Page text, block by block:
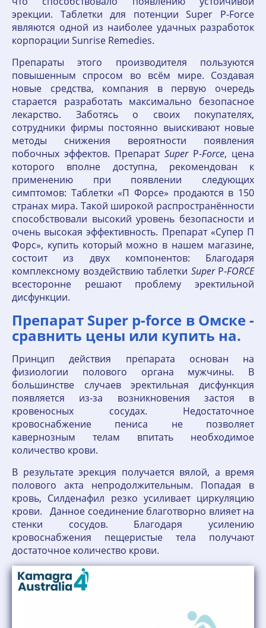
эрекции. Таблетки для потенции Super P-Force
являются одной из наиболее удачных разработок
корпорации Sunrise Remedies.
Препараты этого производителя пользуются
повышенным спросом во всём мире. Создавая
новые средства, компания в первую очередь
старается разработать максимально безопасное
лекарство. Заботясь о своих покупателях,
сотрудники фирмы постоянно выискивают новые
методы снижения вероятности появления
побочных эффектов. Препарат SuperP-Force, цена
которого вполне доступна, рекомендован к
применению при появлении следующих
симптомов: Таблетки «П Форсе» продаются в 150
странах мира. Такой широкой распространённости
способствовали высокий уровень безопасности и
очень высокая эффективность. Препарат «Супер П
Форс», купить который можно в нашем магазине,
состоит из двух компонентов: Благодаря
комплексному воздействию таблетки SuperP-FORCE
всесторонне решают проблему эректильной
дисфункции.
Препарат Super p-force в Омске -
сравнить цены или купить на.
Принцип действия препарата основан на
физиологии полового органа мужчины. В
большинстве случаев эректильная дисфункция
появляется из-за возникновения застоя в
кровеносных сосудах. Недостаточное
кровоснабжение пениса не позволяет
кавернозным телам впитать необходимое
количество крови.
В результате эрекция получается вялой, а время
полового акта непродолжительным. Попадая в
кровь, Силденафил резко усиливает циркуляцию
крови. Данное соединение благотворно влияет на
стенки сосудов. Благодаря усилению
кровоснабжения пещеристые тела получают
достаточное количество крови.